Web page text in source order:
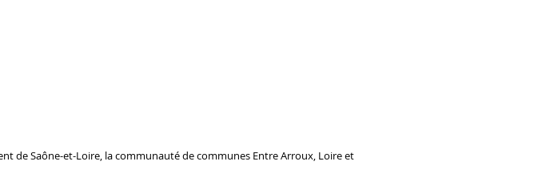
de Saône-et-Loire, la communauté de communes Entre Arroux, Loire et